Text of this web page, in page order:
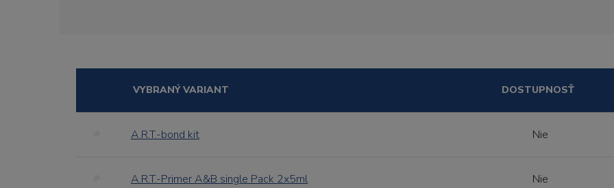
VYBRANÝ VARIANT DOSTUPNOSŤ
A.R.T.-bond kit Nie
A.R.T.-Primer A&B single Pack 2x5ml Nie